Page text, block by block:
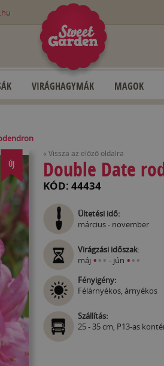
VIRÁGHAGYMÁK MAGOK
ÚJ
« Vissza az előző oldalra
Double Date
KÓD: 44434
Ültetési idő:
március - november
Virágzási időszak:
máj ••• - jún •••
Fényigény:
Félárnyékos, árnyékos
Szállítás:
25 - 35 cm, P13-as